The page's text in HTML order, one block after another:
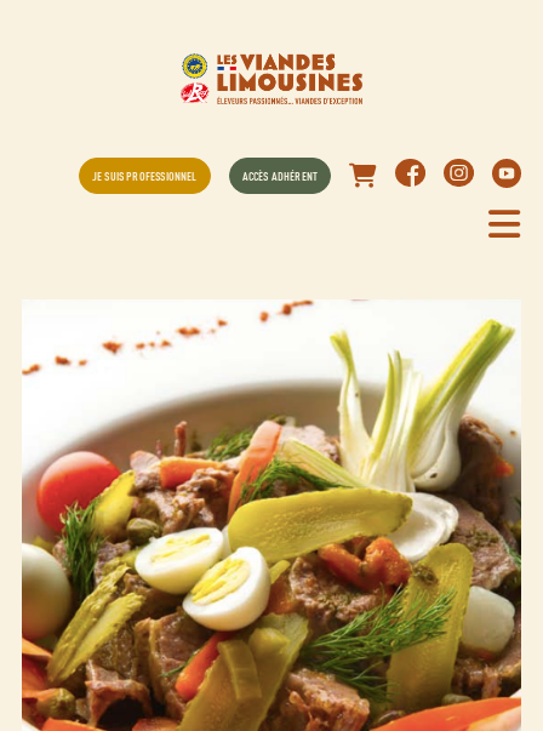
JE SUIS PROFESSIONNEL ACCÈS ADHÉRENT